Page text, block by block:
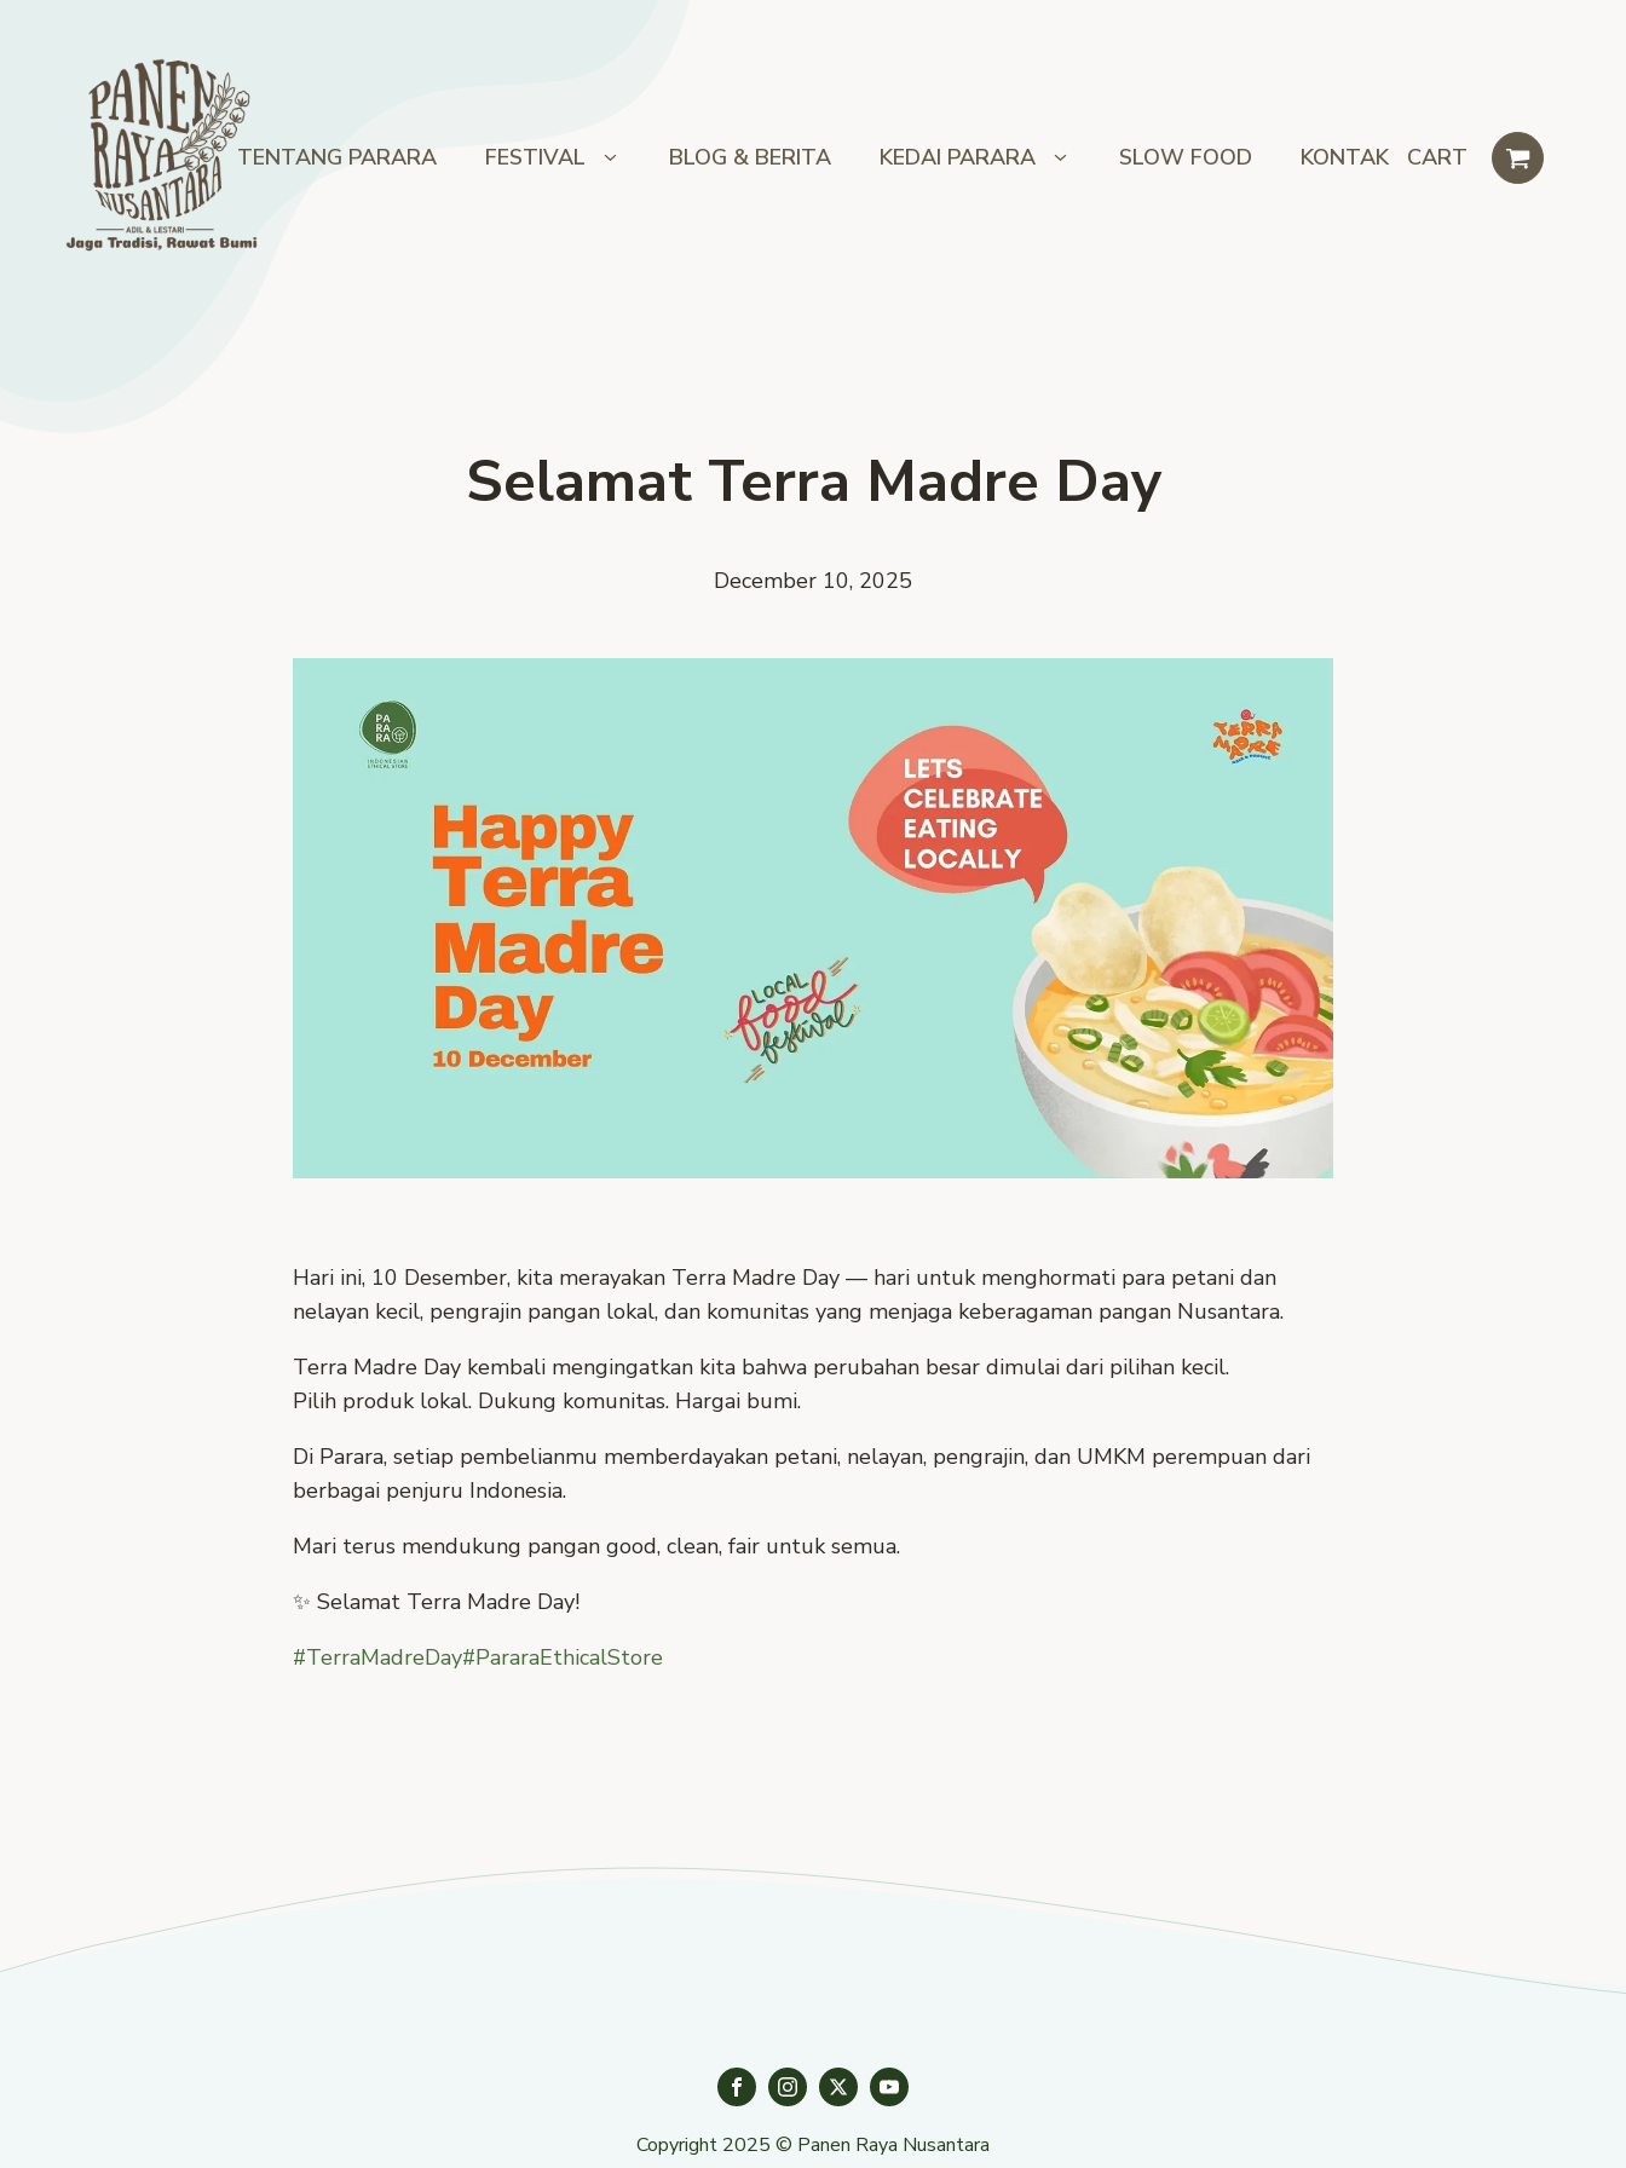
TENTANG PARARA FESTIVAL BLOG & BERITA KEDAI PARARA SLOW FOOD KONTAK CART
Selamat Terra Madre Day
December 10, 2025
Hari ini, 10 Desember, kita merayakan Terra Madre Day — hari untuk menghormati para petani dan
nelayan kecil, pengrajin pangan lokal, dan komunitas yang menjaga keberagaman pangan Nusantara.
Terra Madre Day kembali mengingatkan kita bahwa perubahan besar dimulai dari pilihan kecil.
Pilih produk lokal. Dukung komunitas. Hargai bumi.
Di Parara, setiap pembelianmu memberdayakan petani, nelayan, pengrajin, dan UMKM perempuan dari
berbagai penjuru Indonesia.
Mari terus mendukung pangan good, clean, fair untuk semua.
✨ Selamat Terra Madre Day!
#TerraMadreDay#PararaEthicalStore
Copyright 2025 © Panen Raya Nusantara